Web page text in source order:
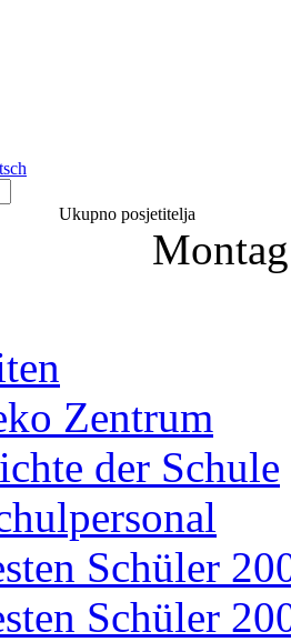
Ukupno posjetitelja
Montag
Zentrum
der Schule
Schüler
Schüler